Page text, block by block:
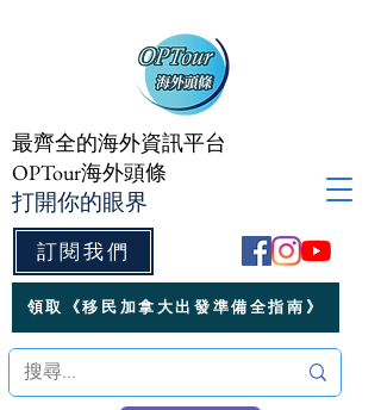
訂閱我們
最齊全的海外資訊平台
OPTour海外頭條
打開你的眼界
領取《移民加拿大出發準備全指南》